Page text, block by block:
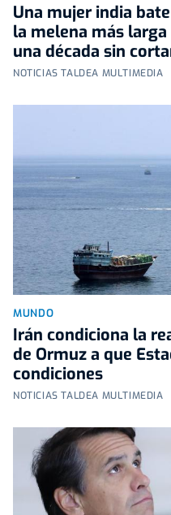
Una mujer india
la melena más
una década sin
NOTICIAS TALDEA MULTIMEDIA
MUNDO
Irán condiciona la
de Ormuz a que
condiciones
NOTICIAS TALDEA MULTIMEDIA